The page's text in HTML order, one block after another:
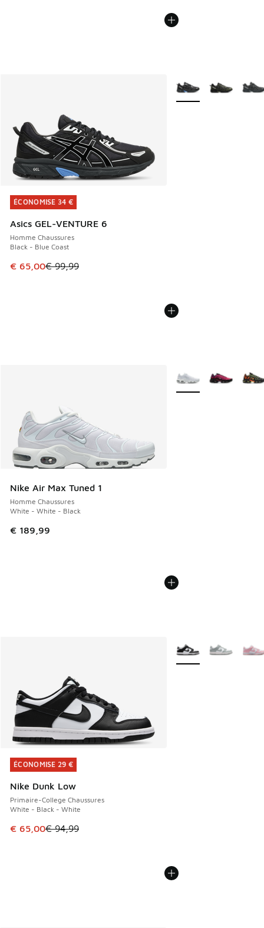
ÉCONOMISE 34 €
Asics GEL-VENTURE 6
Homme Chaussures
Black - Blue Coast
Cet article est en promotion. Prix en baisse de € 99,99 à
€ 65,00€ 99,99
ÉCONOMISE 34 €
Plus de couleurs
Nike Air Max Tuned 1
Homme Chaussures
White - White - Black
€ 189,99
Plus de couleurs
ÉCONOMISE 29 €
Nike Dunk Low
Primaire-College Chaussures
White - Black - White
Cet article est en promotion. Prix en baisse de € 94,99 à
€ 65,00€ 94,99
ÉCONOMISE 29 €
Plus de couleurs